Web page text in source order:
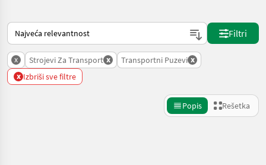
Tako se sortira na Landwirt.com
Filtri
x Strojevi Za Transport x Transportni Puzevi x
x Izbriši sve filtre
Popis Rešetka